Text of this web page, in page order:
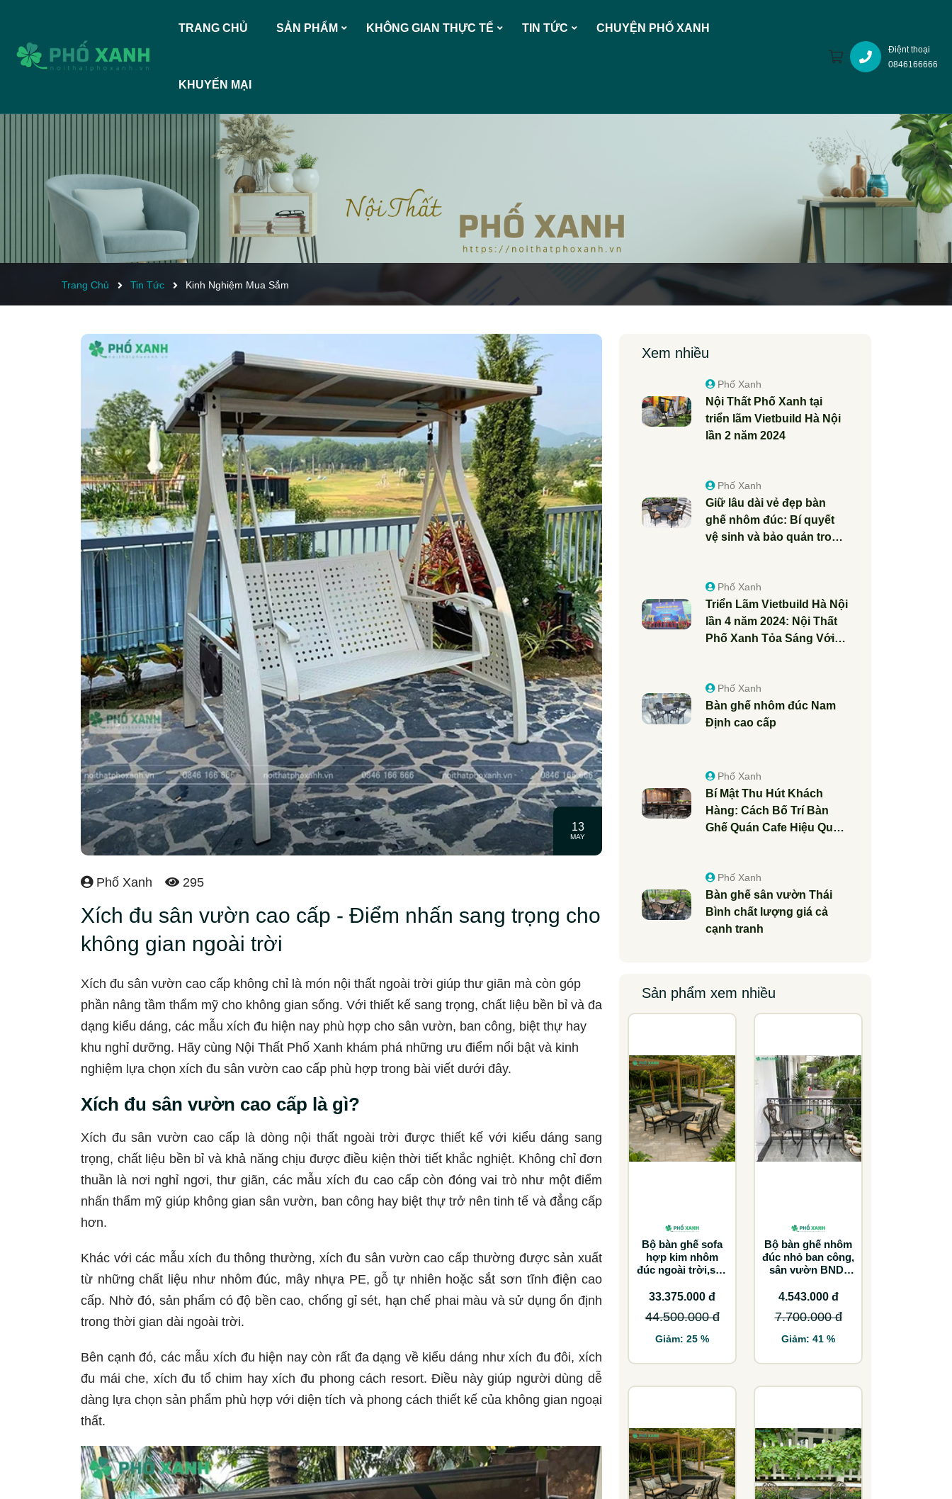
TRANG CHỦ SẢN PHẨM KHÔNG GIAN THỰC TẾ TIN TỨC CHUYỆN PHỐ XANH
KHUYẾN MẠI
Điệnt thoại
0846166666
Trang Chủ Tin Tức Kinh Nghiệm Mua Sắm
13
MAY
Phố Xanh 295
Xích đu sân vườn cao cấp - Điểm nhấn sang trọng cho
không gian ngoài trời
Xích đu sân vườn cao cấp không chỉ là món nội thất ngoài trời giúp thư giãn mà còn góp
phần nâng tầm thẩm mỹ cho không gian sống. Với thiết kế sang trọng, chất liệu bền bỉ và đa
dạng kiểu dáng, các mẫu xích đu hiện nay phù hợp cho sân vườn, ban công, biệt thự hay
khu nghỉ dưỡng. Hãy cùng Nội Thất Phố Xanh khám phá những ưu điểm nổi bật và kinh
nghiệm lựa chọn xích đu sân vườn cao cấp phù hợp trong bài viết dưới đây.
Xích đu sân vườn cao cấp là gì?
Xích đu sân vườn cao cấp là dòng nội thất ngoài trời được thiết kế với kiểu dáng sang
trọng, chất liệu bền bỉ và khả năng chịu được điều kiện thời tiết khắc nghiệt. Không chỉ đơn
thuần là nơi nghỉ ngơi, thư giãn, các mẫu xích đu cao cấp còn đóng vai trò như một điểm
nhấn thẩm mỹ giúp không gian sân vườn, ban công hay biệt thự trở nên tinh tế và đẳng cấp
hơn.
Khác với các mẫu xích đu thông thường, xích đu sân vườn cao cấp thường được sản xuất
từ những chất liệu như nhôm đúc, mây nhựa PE, gỗ tự nhiên hoặc sắt sơn tĩnh điện cao
cấp. Nhờ đó, sản phẩm có độ bền cao, chống gỉ sét, hạn chế phai màu và sử dụng ổn định
trong thời gian dài ngoài trời.
Bên cạnh đó, các mẫu xích đu hiện nay còn rất đa dạng về kiểu dáng như xích đu đôi, xích
đu mái che, xích đu tổ chim hay xích đu phong cách resort. Điều này giúp người dùng dễ
dàng lựa chọn sản phẩm phù hợp với diện tích và phong cách thiết kế của không gian ngoại
thất.
Xem nhiều
Phố Xanh
Nội Thất Phố Xanh tại
triển lãm Vietbuild Hà Nội
lần 2 năm 2024
Phố Xanh
Giữ lâu dài vẻ đẹp bàn
ghế nhôm đúc: Bí quyết
vệ sinh và bảo quản trong
Phố Xanh
Triển Lãm Vietbuild Hà Nội
lần 4 năm 2024: Nội Thất
Phố Xanh Tỏa Sáng Với
Phố Xanh
Bàn ghế nhôm đúc Nam
Định cao cấp
Phố Xanh
Bí Mật Thu Hút Khách
Hàng: Cách Bố Trí Bàn
Ghế Quán Cafe Hiệu Quả
Phố Xanh
Bàn ghế sân vườn Thái
Bình chất lượng giá cả
cạnh tranh
Sản phẩm xem nhiều
Bộ bàn ghế sofa
hợp kim nhôm
đúc ngoài trời,sân
33.375.000 đ
44.500.000 đ
Giảm: 25 %
Bộ bàn ghế nhôm
đúc nhỏ ban công,
sân vườn BND-
4.543.000 đ
7.700.000 đ
Giảm: 41 %